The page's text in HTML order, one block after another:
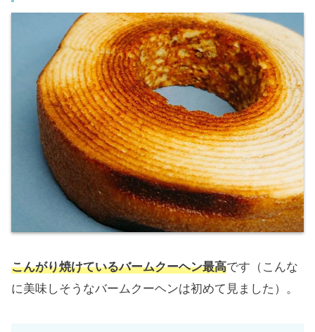
こんがり焼けているバームクーヘン最高です（こんな
に美味しそうなバームクーヘンは初めて見ました）。